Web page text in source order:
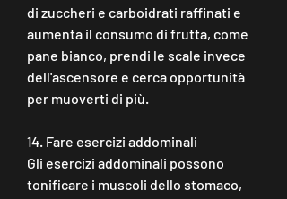
di zuccheri e carboidrati raffinati e
aumenta il consumo di frutta, come
pane bianco, prendi le scale invece
dell'ascensore e cerca opportunità
per muoverti di più.
14. Fare esercizi addominali
Gli esercizi addominali possono
tonificare i muscoli dello stomaco,